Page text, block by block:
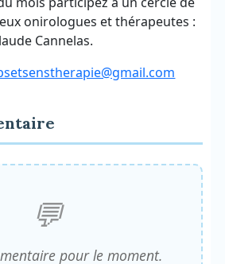
onirologues et thérapeutes :
Cannelas.
pour le moment.